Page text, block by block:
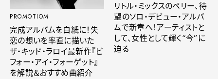
PROMOTIOM
完成アルバムを白紙に！失
恋の想いを率直に描いた
ザ・キッド・ラロイ最新作『ビ
フォー・アイ・フォーゲット』
を解説＆おすすめ曲紹介
リトル・ミックスのペリー、待
望のソロ・デビュー・アルバ
ムで新章へ！アーティストと
して、女性として輝く“今”に
迫る